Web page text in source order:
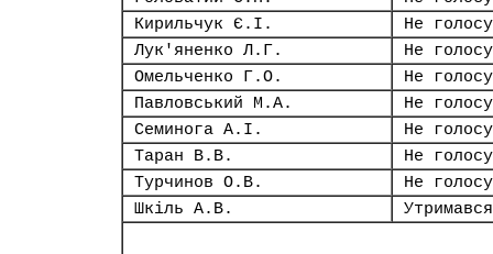
Кирильчук Є.І.
Не
Лук'яненко Л.Г.
Не
Омельченко Г.О.
Не
Павловський М.А.
Не
Семинога А.І.
Не
Таран В.В.
Не
Турчинов О.В.
Не
Шкіль А.В.
Утримався